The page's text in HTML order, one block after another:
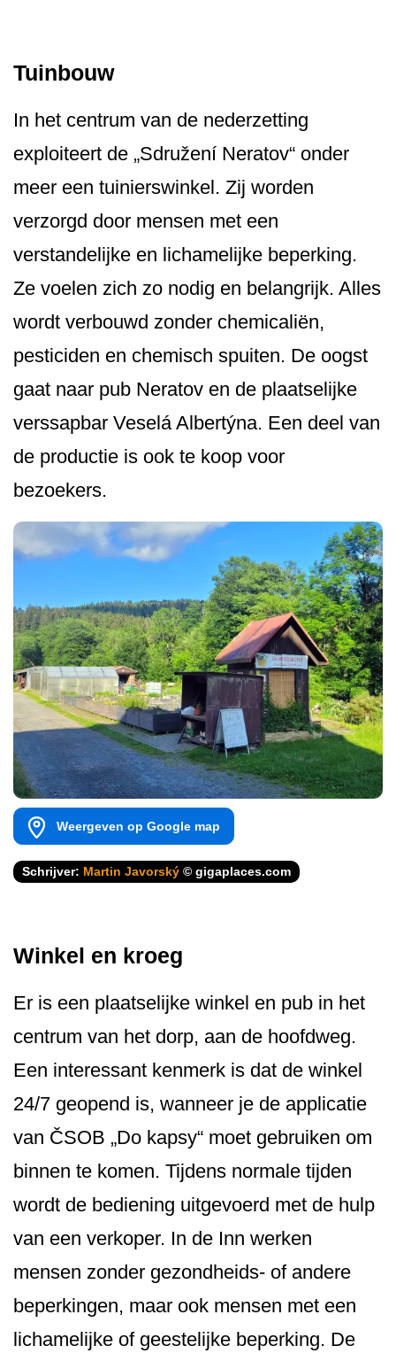
Tuinbouw
In het centrum van de nederzetting
exploiteert de „Sdružení Neratov“ onder
meer een tuinierswinkel. Zij worden
verzorgd door mensen met een
verstandelijke en lichamelijke beperking.
Ze voelen zich zo nodig en belangrijk. Alles
wordt verbouwd zonder chemicaliën,
pesticiden en chemisch spuiten. De oogst
gaat naar pub Neratov en de plaatselijke
verssapbar Veselá Albertýna. Een deel van
de productie is ook te koop voor
bezoekers.
Weergeven op Google map
Schrijver: Martin Javorský © gigaplaces.com
Winkel en kroeg
Er is een plaatselijke winkel en pub in het
centrum van het dorp, aan de hoofdweg.
Een interessant kenmerk is dat de winkel
24/7 geopend is, wanneer je de applicatie
van ČSOB „Do kapsy“ moet gebruiken om
binnen te komen. Tijdens normale tijden
wordt de bediening uitgevoerd met de hulp
van een verkoper. In de Inn werken
mensen zonder gezondheids- of andere
beperkingen, maar ook mensen met een
lichamelijke of geestelijke beperking. De